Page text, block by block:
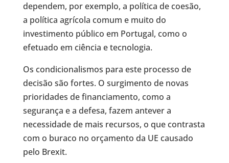
dependem, por exemplo, a política de coesão,
a política agrícola comum e muito do
investimento público em Portugal, como o
efetuado em ciência e tecnologia.
Os condicionalismos para este processo de
decisão são fortes. O surgimento de novas
prioridades de financiamento, como a
segurança e a defesa, fazem antever a
necessidade de mais recursos, o que contrasta
com o buraco no orçamento da UE causado
pelo Brexit.